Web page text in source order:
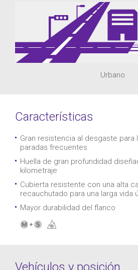
Urbano
Características
Gran resistencia al desgaste
paradas frecuentes
Huella de gran profundidad
kilometraje
Cubierta resistente con una alta
recauchutado para una larga vida
Mayor durabilidad del flanco
Vehículos y posición